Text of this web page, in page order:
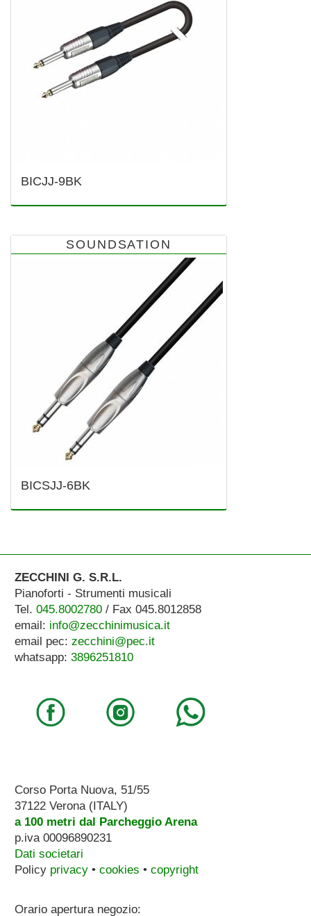
BICJJ-9BK
SOUNDSATION
BICSJJ-6BK
ZECCHINI G. S.R.L.
Pianoforti - Strumenti musicali
Tel. 045.8002780/ Fax 045.8012858
email: info@zecchinimusica.it
email pec: zecchini@pec.it
whatsapp: 3896251810
Corso Porta Nuova, 51/55
37122 Verona (ITALY)
a 100 metri dal Parcheggio Arena
p.iva 00096890231
Dati societari
Policy privacy• cookies • copyright
Orario apertura negozio: